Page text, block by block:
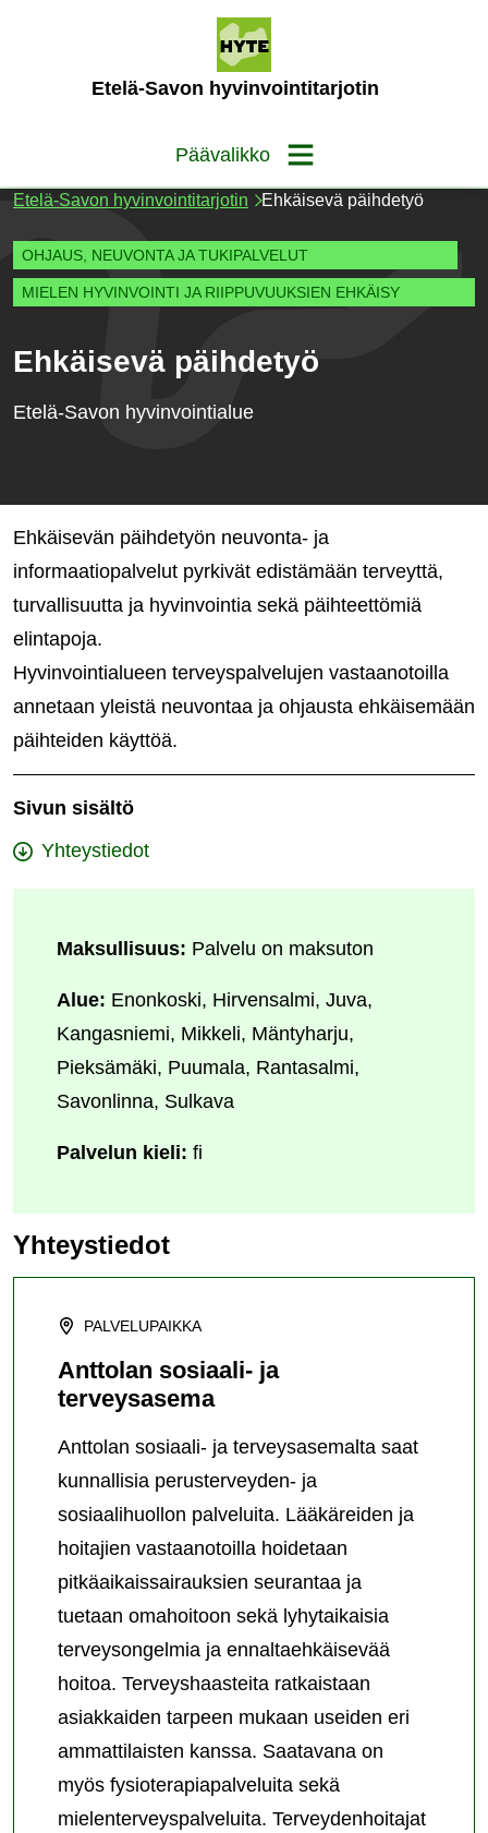
Etelä-Savon hyvinvointitarjotin
Päävalikko
Etelä-Savon hyvinvointitarjotin Ehkäisevä päihdetyö
OHJAUS, NEUVONTA JA TUKIPALVELUT
MIELEN HYVINVOINTI JA RIIPPUVUUKSIEN EHKÄISY
Ehkäisevä päihdetyö
Etelä-Savon hyvinvointialue
Ehkäisevän päihdetyön neuvonta- ja
informaatiopalvelut pyrkivät edistämään terveyttä,
turvallisuutta ja hyvinvointia sekä päihteettömiä
elintapoja.
Hyvinvointialueen terveyspalvelujen vastaanotoilla
annetaan yleistä neuvontaa ja ohjausta ehkäisemään
päihteiden käyttöä.
Sivun sisältö
Yhteystiedot
Maksullisuus: Palvelu on maksuton
Alue: Enonkoski, Hirvensalmi, Juva,
Kangasniemi, Mikkeli, Mäntyharju,
Pieksämäki, Puumala, Rantasalmi,
Savonlinna, Sulkava
Palvelun kieli: fi
Yhteystiedot
PALVELUPAIKKA
Anttolan sosiaali- ja
terveysasema
Anttolan sosiaali- ja terveysasemalta saat
kunnallisia perusterveyden- ja
sosiaalihuollon palveluita. Lääkäreiden ja
hoitajien vastaanotoilla hoidetaan
pitkäaikaissairauksien seurantaa ja
tuetaan omahoitoon sekä lyhytaikaisia
terveysongelmia ja ennaltaehkäisevää
hoitoa. Terveyshaasteita ratkaistaan
asiakkaiden tarpeen mukaan useiden eri
ammattilaisten kanssa. Saatavana on
myös fysioterapiapalveluita sekä
mielenterveyspalveluita. Terveydenhoitajat